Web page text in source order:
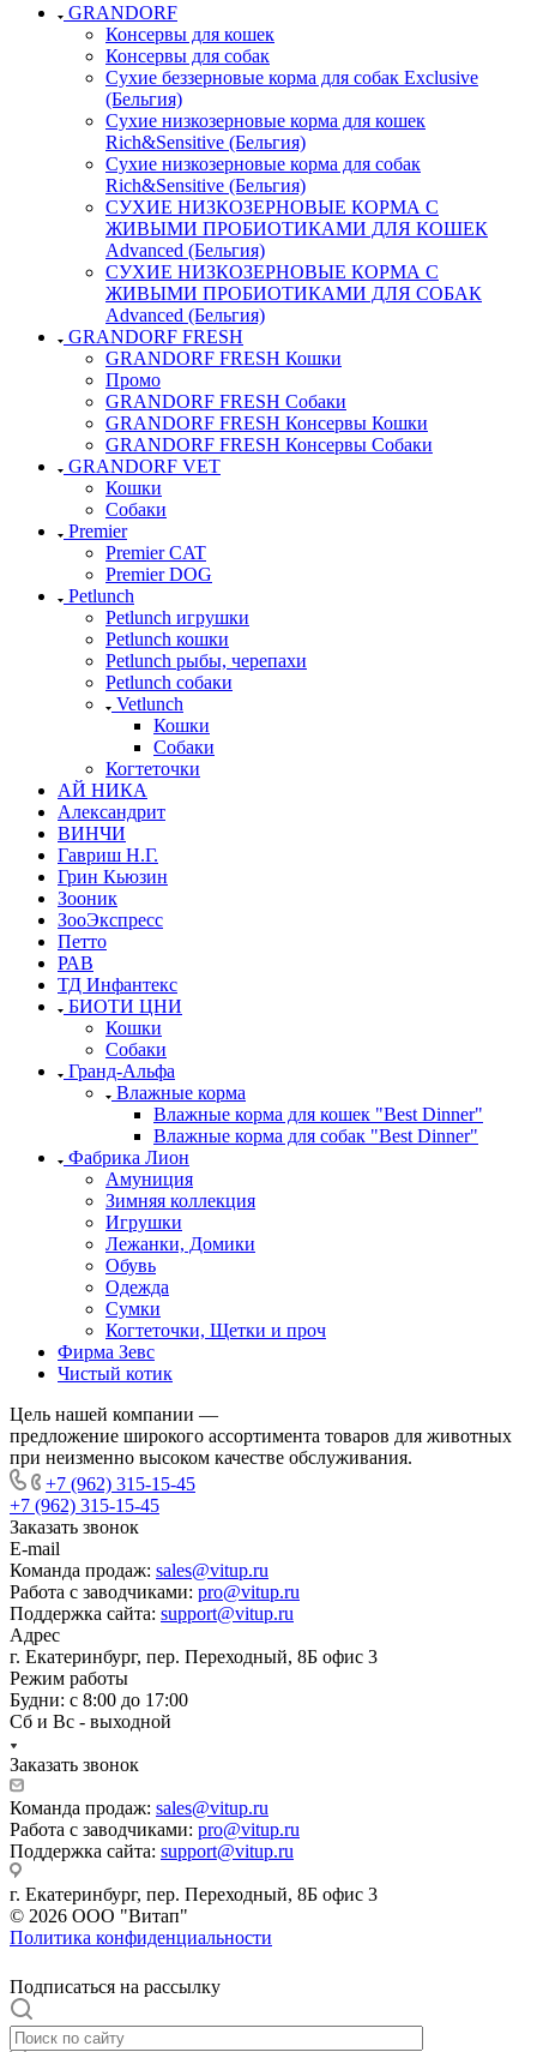
GRANDORF
Консервы для кошек
Консервы для собак
Сухие беззерновые корма для собак Exclusive
(Бельгия)
Сухие низкозерновые корма для кошек
Rich&Sensitive (Бельгия)
Сухие низкозерновые корма для собак
Rich&Sensitive (Бельгия)
СУХИЕ НИЗКОЗЕРНОВЫЕ КОРМА С
ЖИВЫМИ ПРОБИОТИКАМИ ДЛЯ КОШЕК
Advanced (Бельгия)
СУХИЕ НИЗКОЗЕРНОВЫЕ КОРМА С
ЖИВЫМИ ПРОБИОТИКАМИ ДЛЯ СОБАК
Advanced (Бельгия)
GRANDORF FRESH
GRANDORF FRESH Кошки
Промо
GRANDORF FRESH Собаки
GRANDORF FRESH Консервы Кошки
GRANDORF FRESH Консервы Собаки
GRANDORF VET
Кошки
Собаки
Premier
Premier CAT
Premier DOG
Petlunch
Petlunch игрушки
Petlunch кошки
Petlunch рыбы, черепахи
Petlunch собаки
Vetlunch
Кошки
Собаки
Когтеточки
АЙ НИКА
Александрит
ВИНЧИ
Гавриш Н.Г.
Грин Кьюзин
Зооник
ЗооЭкспресс
Петто
РАВ
ТД Инфантекс
БИОТИ ЦНИ
Кошки
Собаки
Гранд-Альфа
Влажные корма
Влажные корма для кошек "Best Dinner"
Влажные корма для собак "Best Dinner"
Фабрика Лион
Амуниция
Зимняя коллекция
Игрушки
Лежанки, Домики
Обувь
Одежда
Сумки
Когтеточки, Щетки и проч
Фирма Зевс
Чистый котик
Цель нашей компании —
предложение широкого ассортимента товаров для животных
при неизменно высоком качестве обслуживания.
+7 (962) 315-15-45
+7 (962) 315-15-45
Заказать звонок
E-mail
Команда продаж: sales@vitup.ru
Работа с заводчиками: pro@vitup.ru
Поддержка сайта: support@vitup.ru
Адрес
г. Екатеринбург, пер. Переходный, 8Б офис 3
Режим работы
Будни: с 8:00 до 17:00
Сб и Вс - выходной
Заказать звонок
Команда продаж: sales@vitup.ru
Работа с заводчиками: pro@vitup.ru
Поддержка сайта: support@vitup.ru
г. Екатеринбург, пер. Переходный, 8Б офис 3
© 2026 ООО "Витап"
Политика конфиденциальности
Подписаться на рассылку